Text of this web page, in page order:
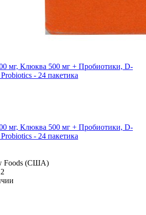
мг, Клюква 500 мг + Пробиотики, D-
- 24 пакетика
мг, Клюква 500 мг + Пробиотики, D-
- 24 пакетика
Foods (США)